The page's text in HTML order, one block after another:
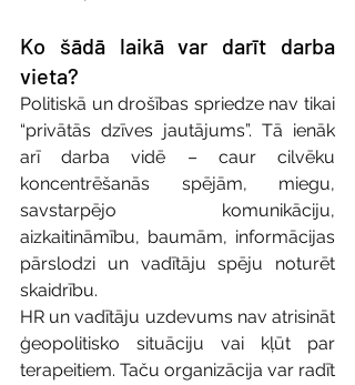
Ko šādā laikā var darīt darba
vieta?
Politiskā un drošības spriedze nav tikai
“privātās dzīves jautājums”. Tā ienāk
arī darba vidē – caur cilvēku
koncentrēšanās spējām, miegu,
savstarpējo komunikāciju,
aizkaitināmību, baumām, informācijas
pārslodzi un vadītāju spēju noturēt
skaidrību.
HR un vadītāju uzdevums nav atrisināt
ģeopolitisko situāciju vai kļūt par
terapeitiem. Taču organizācija var radīt